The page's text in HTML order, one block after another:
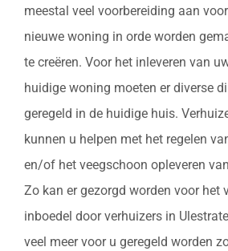
meestal veel voorbereiding aan
nieuwe woning in orde worden
te creëren. Voor het inleveren van
huidige woning moeten er diverse
geregeld in de huidige huis.
kunnen u helpen met het regelen
en/of het veegschoon opleveren
Zo kan er gezorgd worden voor het
inboedel door verhuizers in
veel meer voor u geregeld worden